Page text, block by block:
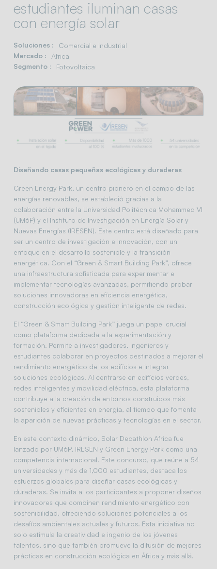
estudiantes iluminan casas
con energía solar
Soluciones :
Comercial e industrial
Mercado :
África
Segmento :
Fotovoltaica
Diseñando casas pequeñas ecológicas y duraderas
Green Energy Park, un centro pionero en el campo de las
energías renovables, se estableció gracias a la
colaboración entre la Universidad Politécnica Mohammed VI
(UM6P) y el Instituto de Investigación en Energía Solar y
Nuevas Energías (IRESEN). Este centro está diseñado para
ser un centro de investigación e innovación, con un
enfoque en el desarrollo sostenible y la transición
energética. Con el “Green & Smart Building Park”, ofrece
una infraestructura sofisticada para experimentar e
implementar tecnologías avanzadas, permitiendo probar
soluciones innovadoras en eficiencia energética,
construcción ecológica y gestión inteligente de redes.
El “Green & Smart Building Park” juega un papel crucial
como plataforma dedicada a la experimentación y
formación. Permite a investigadores, ingenieros y
estudiantes colaborar en proyectos destinados a mejorar el
rendimiento energético de los edificios e integrar
soluciones ecológicas. Al centrarse en edificios verdes,
redes inteligentes y movilidad eléctrica, esta plataforma
contribuye a la creación de entornos construidos más
sostenibles y eficientes en energía, al tiempo que fomenta
la aparición de nuevas prácticas y tecnologías en el sector.
En este contexto dinámico, Solar Decathlon Africa fue
lanzado por UM6P, IRESEN y Green Energy Park como una
competencia internacional. Este concurso, que reúne a 54
universidades y más de 1,000 estudiantes, destaca los
esfuerzos globales para diseñar casas ecológicas y
duraderas. Se invita a los participantes a proponer diseños
innovadores que combinen rendimiento energético con
sostenibilidad, ofreciendo soluciones potenciales a los
desafíos ambientales actuales y futuros. Esta iniciativa no
solo estimula la creatividad e ingenio de los jóvenes
talentos, sino que también promueve la difusión de mejores
prácticas en construcción ecológica en África y más allá.